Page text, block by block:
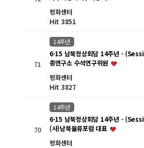
평화센터
Hit 3851
71
14주년
6·15 남북정상회담 14주년 -
종연구소 수석연구위원
평화센터
Hit 3827
70
14주년
6·15 남북정상회담 14주년 -
(사)남북뮬류포럼 대표
평화센터